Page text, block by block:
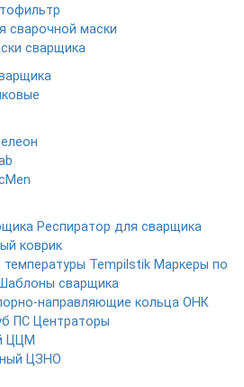
сварочной маски
сварщика
Респиратор для сварщика
коврик
Tempilstik Маркеры по
сварщика
направляющие кольца ОНК
ПС Центраторы
ЦЦМ
ЦЗНО